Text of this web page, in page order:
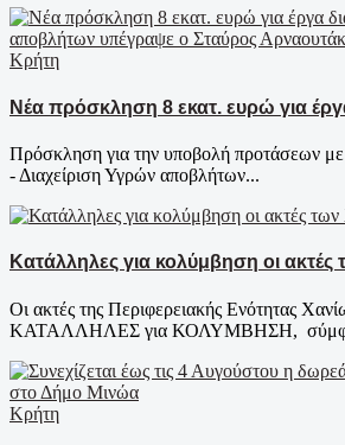
Κρήτη
Νέα πρόσκληση 8 εκατ. ευρώ για
Πρόσκληση για την υποβολή προτάσεων
- Διαχείριση Υγρών αποβλήτων...
Κατάλληλες για κολύμβηση οι
Οι ακτές της Περιφερειακής Ενότητας
ΚΑΤΑΛΛΗΛΕΣ για ΚΟΛΥΜΒΗΣΗ,
Κρήτη